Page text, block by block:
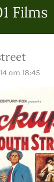
Films
om 18:45